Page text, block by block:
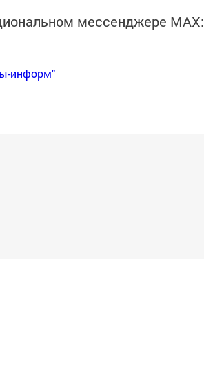
мессенджере MАХ:
информ"